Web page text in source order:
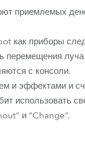
приемлемых
как приборы
перемещения
с консоли.
и эффектами и
использовать
и “Change”.